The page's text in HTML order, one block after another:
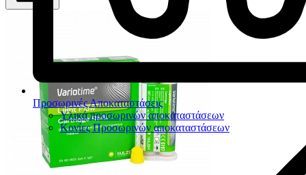
Προσωρινές Αποκαταστάσεις
Υλικά προσωρινών αποκαταστάσεων
Κονίες Προσωρινών αποκαταστάσεων